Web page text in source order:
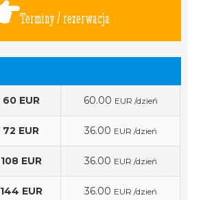
Terminy / rezerwacja
60 EUR 60.00 EUR /dzień
72 EUR 36.00 EUR /dzień
108 EUR 36.00 EUR /dzień
144 EUR 36.00 EUR /dzień